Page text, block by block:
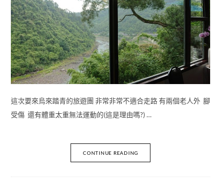
這次要來烏來踏青的旅遊團 非常非常不適合走路 有兩個老人外 腳
受傷 還有體重太重無法運動的(這是理由嗎?) …
CONTINUE READING